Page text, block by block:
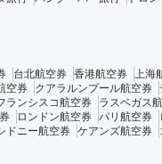
台北航空券 香港航空券 上海
空券 クアラルンプール航空券
ランシスコ航空券 ラスベガス
ロンドン航空券 パリ航空券
ドニー航空券 ケアンズ航空券